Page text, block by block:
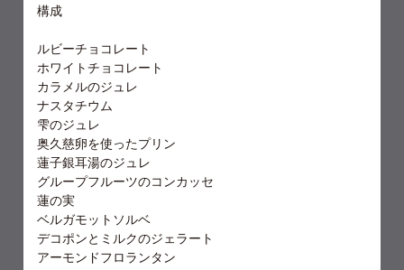
構成
ルビーチョコレート
ホワイトチョコレート
カラメルのジュレ
ナスタチウム
雫のジュレ
奥久慈卵を使ったプリン
蓮子銀耳湯のジュレ
グループフルーツのコンカッセ
蓮の実
ベルガモットソルベ
デコポンとミルクのジェラート
アーモンドフロランタン